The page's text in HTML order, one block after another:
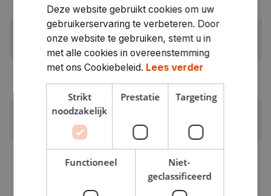
felgroen
RUBRIEK:
GEWICHT
ARTIKELNUMMER
Deze website gebruikt cookies om uw
gebruikerservaring te verbeteren. Door
onze website te gebruiken, stemt u in
met alle cookies in overeenstemming
met ons Cookiebeleid. Lees verder
Strikt
noodzakelijk
Prestatie Targeting
Functioneel
Niet-
geclassificeerd